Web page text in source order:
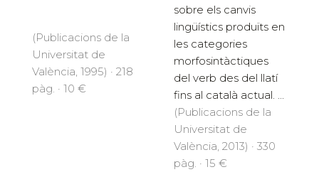
(Publicacions de la
Universitat de
València, 1995) · 218
pàg. · 10 €
sobre els canvis
lingüístics produïts en
les categories
morfosintàctiques
del verb des del llatí
fins al català actual. ...
(Publicacions de la
Universitat de
València, 2013) · 330
pàg. · 15 €